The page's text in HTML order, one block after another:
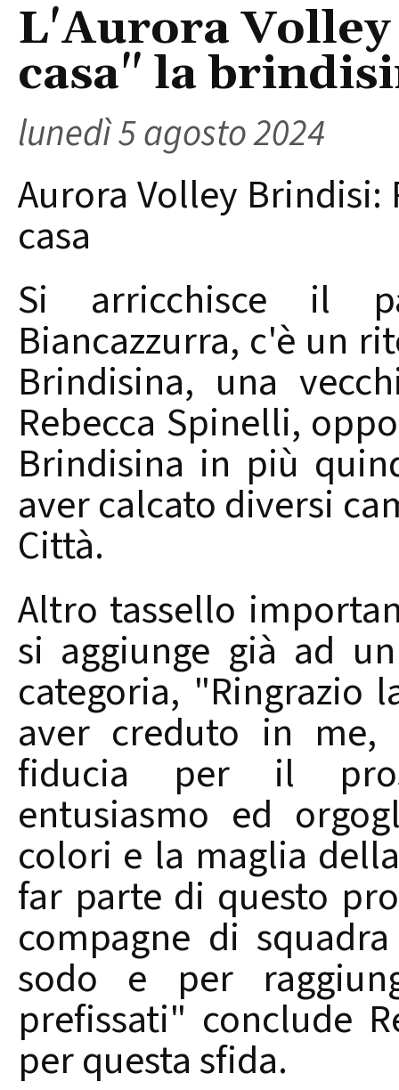
L'Aurora
casa" la
lunedì 5 agosto 2024
Aurora Volley
casa
Si arricchisce il
Biancazzurra, c'è un
Brindisina, una
Rebecca Spinelli,
Brindisina in più
aver calcato diversi
Città.
Altro tassello
si aggiunge già ad
categoria, "Ringrazio
aver creduto in
fiducia per il
entusiasmo ed
colori e la maglia
far parte di questo
compagne di
sodo e per
prefissati" conclude
per questa sfida.